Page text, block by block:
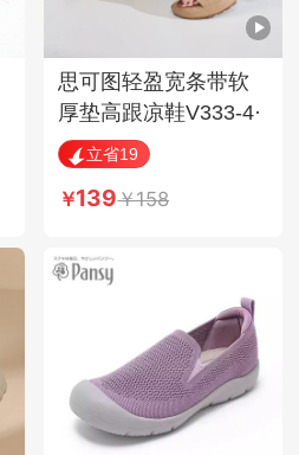
思可图轻盈宽条带软
厚垫高跟凉鞋V333-4·
杏色立省19
139 158